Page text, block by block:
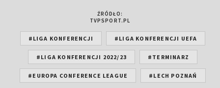
ŹRÓDŁO:
TVPSPORT.PL
#LIGA KONFERENCJI #LIGA KONFERENCJI UEFA
#LIGA KONFERENCJI 2022/23 #TERMINARZ
#EUROPA CONFERENCE LEAGUE #LECH POZNAŃ